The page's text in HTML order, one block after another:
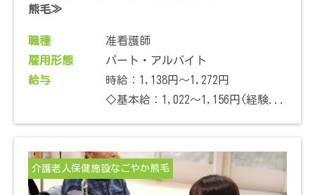
熊毛≫
職種
准看護師
雇用形態
パート・アルバイト
給与
時給：1,138円～1,272円
◇基本給：1,022～1,156円(経験...
介護老人保健施設なごやか熊毛